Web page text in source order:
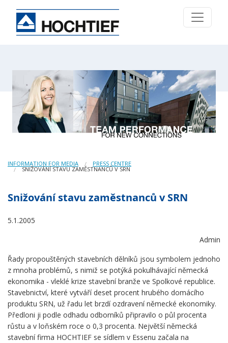
INFORMATION FOR MEDIA PRESS CENTRE
SNIŽOVÁNÍ STAVU ZAMĚSTNANCŮ V SRN
Snižování stavu zaměstnanců v SRN
5.1.2005
Admin
Řady propouštěných stavebních dělníků jsou symbolem jednoho
z mnoha problémů, s nimiž se potýká pokulhávající německá
ekonomika - vleklé krize stavební branže ve Spolkové republice.
Stavebnictví, které vytváří deset procent hrubého domácího
produktu SRN, už řadu let brzdí ozdravení německé ekonomiky.
Předloni ji podle odhadu odborníků připravilo o půl procenta
růstu a v loňském roce o 0,3 procenta. Největší německá
stavební firma HOCHTIEF se sídlem v Essenu začala na